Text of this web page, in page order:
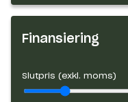
Finansiering
Slutpris (exkl. moms)